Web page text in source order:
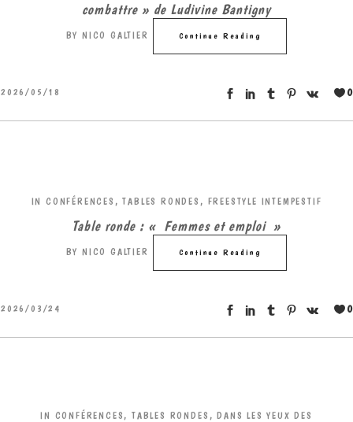
combattre » de Ludivine Bantigny
BY NICO GALTIER Continue Reading
2026/05/18 0
IN CONFÉRENCES, TABLES RONDES , FREESTYLE INTEMPESTIF
Table ronde : « Femmes et emploi »
BY NICO GALTIER Continue Reading
2026/03/24 0
IN CONFÉRENCES, TABLES RONDES , DANS LES YEUX DES